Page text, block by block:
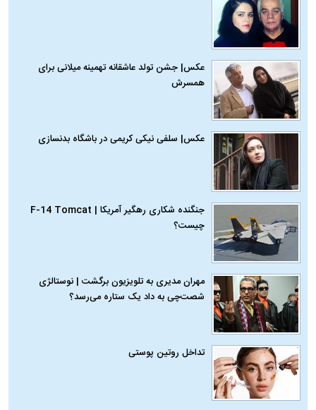
عکس| جشن تولد عاشقانه تهمینه میلانی برای
همسرش
عکس| سلفی نیکی کریمی در باشگاه بدنسازی
جنگنده شکاری رهگیر آمریکا | F-14 Tomcat
چیست؟
مهران مدیری به تلویزیون برگشت | نوستالژی
شصت‌چی به داد یک ستاره می‌رسد؟
تداخل روتین پوستی